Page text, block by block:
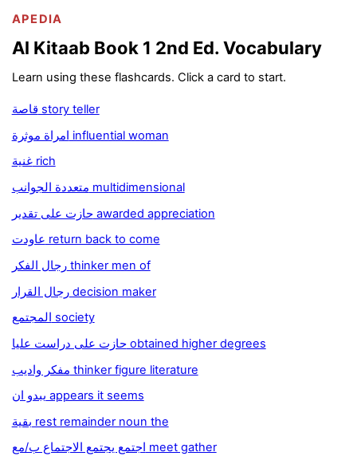
APEDIA
Al Kitaab Book 1 2nd Ed. Vocabulary
Learn using these flashcards. Click a card to start.
قاصة story teller
امراة موثرة influential woman
غنية rich
متعددة الجوانب multidimensional
حازت على تقدير awarded appreciation
عاودت return back to come
رجال الفكر thinker men of
رجال القرار decision maker
المجتمع society
حازت على دراست عليا obtained higher degrees
مفكر واديب thinker figure literature
يبدو ان appears it seems
بقية rest remainder noun the
اجتمع يجتمع الاجتماع ب/مع meet gather